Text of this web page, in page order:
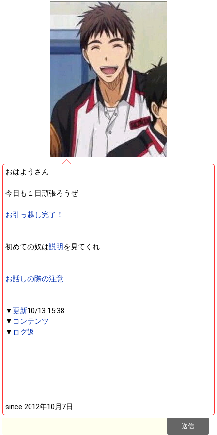
おはようさん
今日も１日頑張ろうぜ
お引っ越し完了！
初めての奴は説明を見てくれ
お話しの際の注意
▼更新10/13 15:38
▼ コンテンツ
▼ ログ返
since 2012年10月7日